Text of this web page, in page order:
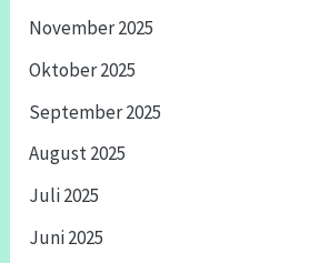
November 2025
Oktober 2025
September 2025
August 2025
Juli 2025
Juni 2025